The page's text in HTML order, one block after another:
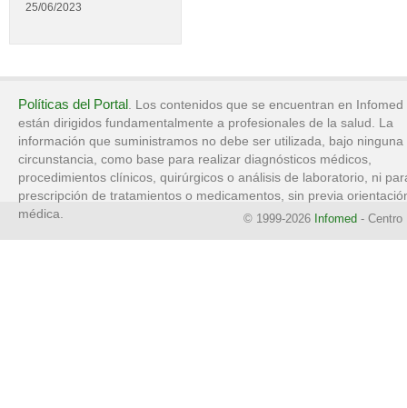
25/06/2023
Políticas del Portal. Los contenidos que se encuentran en Infomed
están dirigidos fundamentalmente a profesionales de la salud. La
información que suministramos no debe ser utilizada, bajo ninguna
circunstancia, como base para realizar diagnósticos médicos,
procedimientos clínicos, quirúrgicos o análisis de laboratorio, ni
prescripción de tratamientos o medicamentos, sin previa
médica.
© 1999-2026 Infomed - Centro